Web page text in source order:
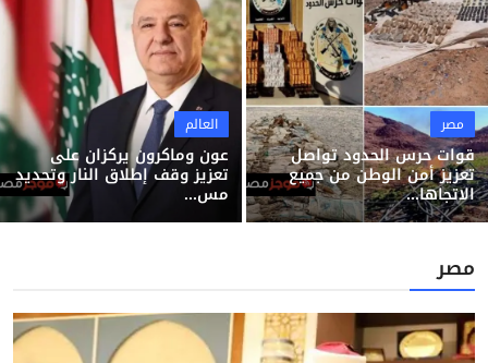
مصر
قوات حرس الحدود تواصل
تعزيز أمن الوطن من جميع
الاتجاها...
العالم
عون وماكرون يركزان على
تعزيز وقف إطلاق النار وتحديد
مس...
مصر